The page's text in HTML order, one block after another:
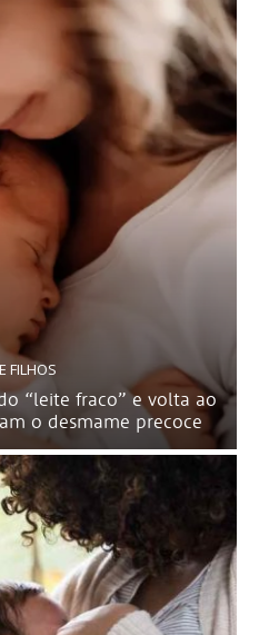
FILHOS
“leite fraco” e volta ao
o desmame precoce